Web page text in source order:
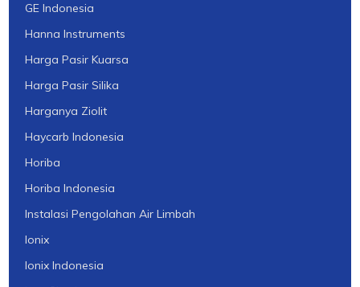
GE Indonesia
Hanna Instruments
Harga Pasir Kuarsa
Harga Pasir Silika
Harganya Ziolit
Haycarb Indonesia
Horiba
Horiba Indonesia
Instalasi Pengolahan Air Limbah
Ionix
Ionix Indonesia